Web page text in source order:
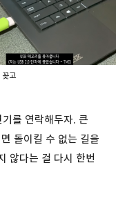
고
를 연락해두자. 큰
돌이킬 수 없는 길을
않다는 걸 다시 한번